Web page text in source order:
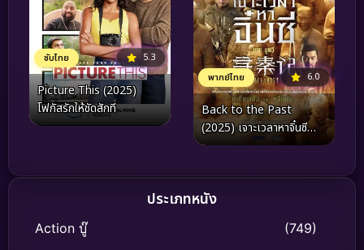
ซับไทย 5.3
Picture This (2025)
โฟกัสรักให้ชัดสักที
พากย์ไทย 6.0
Back to the Past
(2025) เจาะเวลาหาจิ๋นซี
เดอะมูฟวี่
ประเภทหนัง
Action บู๊ (749)